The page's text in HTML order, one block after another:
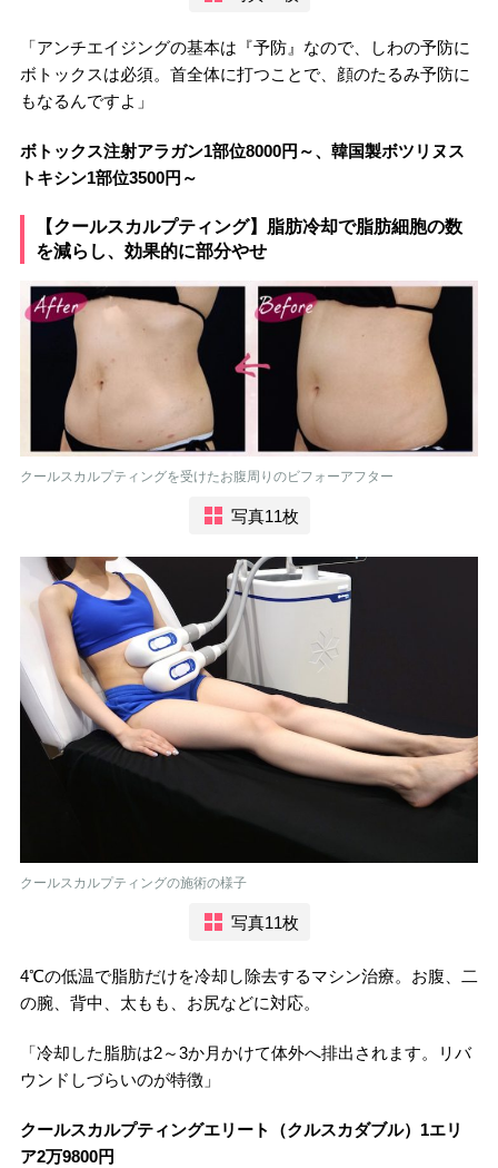
「アンチエイジングの基本は『予防』なので、しわの予防に
ボトックスは必須。首全体に打つことで、顔のたるみ予防に
もなるんですよ」
ボトックス注射アラガン1部位8000円～、韓国製ボツリヌス
トキシン1部位3500円～
【クールスカルプティング】脂肪冷却で脂肪細胞の数
を減らし、効果的に部分やせ
クールスカルプティングを受けたお腹周りのビフォーアフター
写真11枚
クールスカルプティングの施術の様子
写真11枚
4℃の低温で脂肪だけを冷却し除去するマシン治療。お腹、二
の腕、背中、太もも、お尻などに対応。
「冷却した脂肪は2～3か月かけて体外へ排出されます。リバ
ウンドしづらいのが特徴」
クールスカルプティングエリート（クルスカダブル）1エリ
ア2万9800円